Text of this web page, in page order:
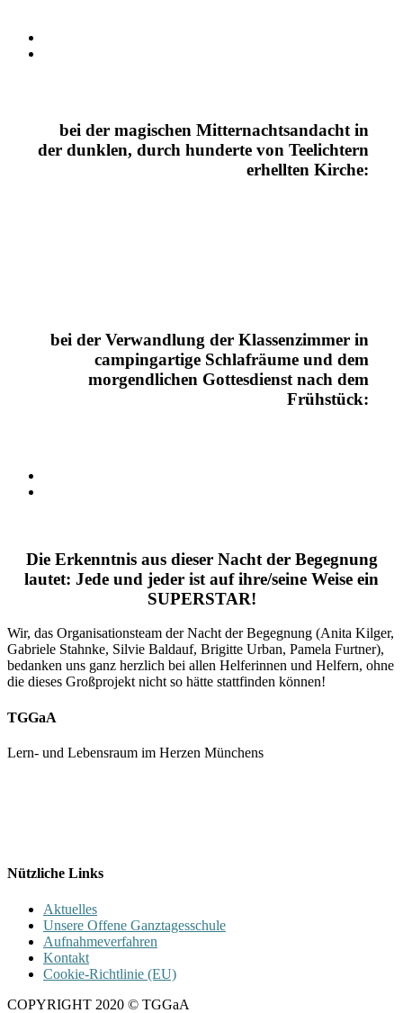
bei der magischen Mitternachtsandacht in
der dunklen, durch hunderte von Teelichtern
erhellten Kirche:
bei der Verwandlung der Klassenzimmer in
campingartige Schlafräume und dem
morgendlichen Gottesdienst nach dem
Frühstück:
Die Erkenntnis aus dieser Nacht der Begegnung
lautet: Jede und jeder ist auf ihre/seine Weise ein
SUPERSTAR!
Wir, das Organisationsteam der Nacht der Begegnung (Anita Kilger,
Gabriele Stahnke, Silvie Baldauf, Brigitte Urban, Pamela Furtner),
bedanken uns ganz herzlich bei allen Helferinnen und Helfern, ohne
die dieses Großprojekt nicht so hätte stattfinden können!
TGGaA
Lern- und Lebensraum im Herzen Münchens
Nützliche Links
Aktuelles
Unsere Offene Ganztagesschule
Aufnahmeverfahren
Kontakt
Cookie-Richtlinie (EU)
COPYRIGHT 2020 © TGGaA